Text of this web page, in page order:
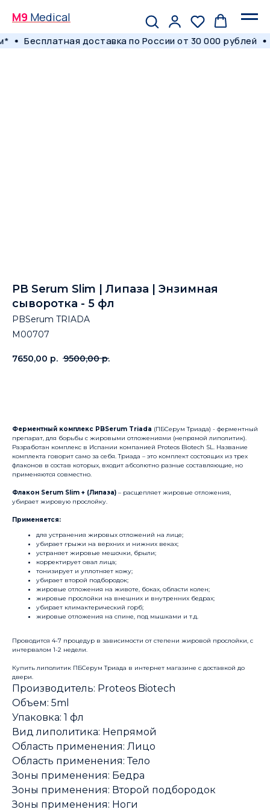
M9 Medical
Бесплатная доставка по России от 30 000 рублей
PB Serum Slim | Липаза | Энзимная
сыворотка - 5 фл
PBSerum TRIADA
M00707
7650,00 р. 9500,00 р.
Ферментный комплекс PBSerum Triada (ПБСерум Триада) - ферментный
препарат, для борьбы с жировыми отложениями (непрямой липолитик).
Разработан комплекс в Испании компанией Proteos Biotech SL. Название
комплекта говорит само за себя. Триада – это комплект состоящих из трех
флаконов в состав которых, входит абсолютно разные составляющие, но
применяются совместно.
Флакон Serum Slim + (Липаза) – расщепляет жировые отложения,
убирает жировую прослойку.
Применяется:
для устранения жировых отложений на лице;
убирает грыжи на верхних и нижних веках;
устраняет жировые мешочки, брыли;
корректирует овал лица;
тонизирует и уплотняет кожу;
убирает второй подбородок;
жировые отложения на животе, боках, области колен;
жировые прослойки на внешних и внутренних бедрах;
убирает климактерический горб;
жировые отложения на спине, под мышками и т.д.
Проводится 4-7 процедур в зависимости от степени жировой прослойки, с
интервалом 1-2 недели.
Купить липолитик ПБСерум Триада в интернет магазине с доставкой до
двери.
Производитель: Proteos Biotech
Объем: 5ml
Упаковка: 1 фл
Вид липолитика: Непрямой
Область применения: Лицо
Область применения: Тело
Зоны применения: Бедра
Зоны применения: Второй подбородок
Зоны применения: Ноги